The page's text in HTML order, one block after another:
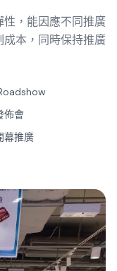
，能因應不同推廣
本，同時保持推廣
佈會
幕推廣